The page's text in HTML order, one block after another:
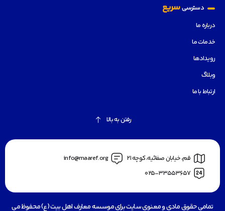
دسترسیسریع
درباره ما
خدمات ما
رویدادها
وبلاگ
ارتباط با ما
رفتن به بالا
قم، خیابان صفائیه، کوچه 21
info@maaref.org
025-33553657
تمامی حقوق مادی و معنوی سایت برای موسسه معارف اهل بیت (ع) محفوظ می